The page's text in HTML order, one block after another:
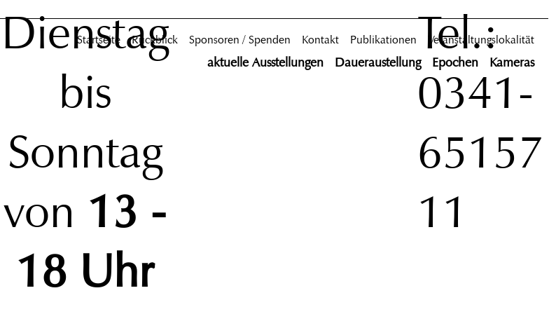
Dienstag
bis
Sonntag
von 13 -
18 Uhr
Startseite Rückblick Sponsoren / Spenden Kontakt Publikationen Veranstaltungslokalität
aktuelle Ausstellungen Daueraustellung Epochen Kameras
Tel.:
0341-
65157
11